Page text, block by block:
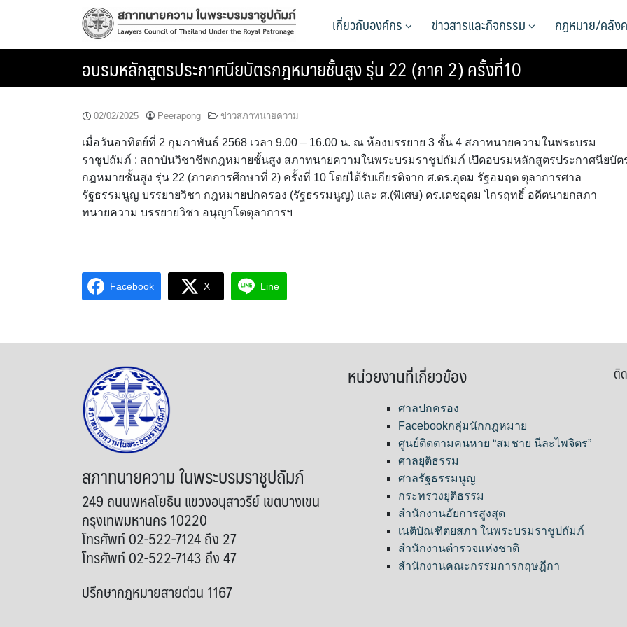
เกี่ยวกับองค์กร ข่าวสารและกิจกรรม กฎหมาย/คลัง
อบรมหลักสูตรประกาศนียบัตรกฎหมายชั้นสูง รุ่น 22 (ภาค 2) ครั้งที่10
02/02/2025 Peerapong ข่าวสภาทนายความ
เมื่อวันอาทิตย์ที่ 2 กุมภาพันธ์ 2568 เวลา 9.00 – 16.00 น. ณ ห้องบรรยาย 3 ชั้น 4 สภาทนายความในพระบรม
ราชูปถัมภ์ : สถาบันวิชาชีพกฎหมายชั้นสูง สภาทนายความในพระบรมราชูปถัมภ์ เปิดอบรมหลักสูตรประกาศนียบัต
กฎหมายชั้นสูง รุ่น 22 (ภาคการศึกษาที่ 2) ครั้งที่ 10 โดยได้รับเกียรติจาก ศ.ดร.อุดม รัฐอมฤต ตุลาการศาล
รัฐธรรมนูญ บรรยายวิชา กฎหมายปกครอง (รัฐธรรมนูญ) และ ศ.(พิเศษ) ดร.เดชอุดม ไกรฤทธิ์ อดีตนายกสภา
ทนายความ บรรยายวิชา อนุญาโตตุลาการฯ
Facebook X Line
สภาทนายความ ในพระบรมราชูปถัมภ์
249 ถนนพหลโยธิน แขวงอนุสาวรีย์ เขตบางเขน
กรุงเทพมหานคร 10220
โทรศัพท์ 02-522-7124 ถึง 27
โทรศัพท์ 02-522-7143 ถึง 47
ปรึกษากฎหมายสายด่วน 1167
หน่วยงานที่เกี่ยวข้อง
ศาลปกครอง
Facebookกลุ่มนักกฎหมาย
ศูนย์ติดตามคนหาย “สมชาย นีละไพจิตร”
ศาลยุติธรรม
ศาลรัฐธรรมนูญ
กระทรวงยุติธรรม
สำนักงานอัยการสูงสุด
เนติบัณฑิตยสภา ในพระบรมราชูปถัมภ์
สำนักงานตำรวจแห่งชาติ
สำนักงานคณะกรรมการกฤษฎีกา
ติ